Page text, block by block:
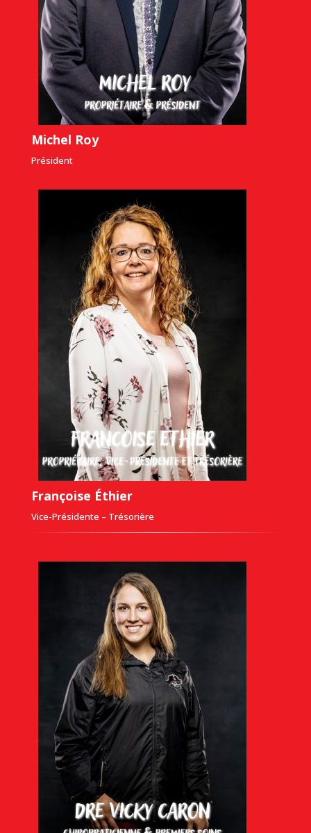
Michel Roy
Président
Françoise Éthier
Vice-Présidente – Trésorière